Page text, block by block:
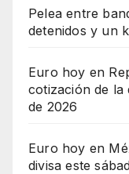
Pelea entre
detenidos y un
Euro hoy en
cotización de la
de 2026
Euro hoy en
divisa este